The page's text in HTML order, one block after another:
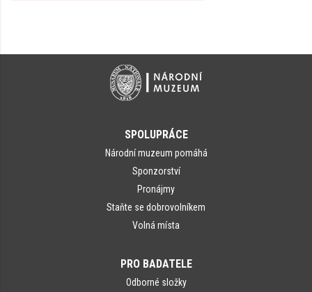
SPOLUPRÁCE
Národní muzeum pomáhá
Sponzorství
Pronájmy
Staňte se dobrovolníkem
Volná místa
PRO BADATELE
Odborné složky